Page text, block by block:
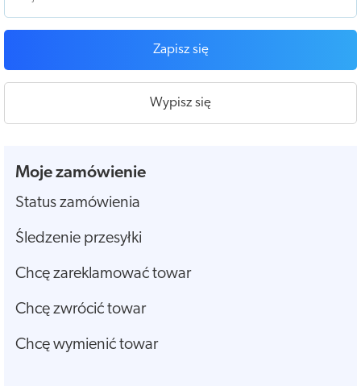
Zapisz się
Wypisz się
Moje zamówienie
Status zamówienia
Śledzenie przesyłki
Chcę zareklamować towar
Chcę zwrócić towar
Chcę wymienić towar